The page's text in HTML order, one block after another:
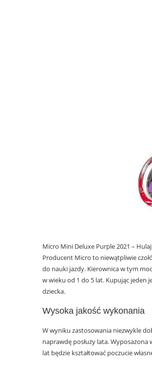
Micro Mini Deluxe Purple 2021 –
Producent Micro to niewątpliwie
do nauki jazdy. Kierownica w tym
w wieku od 1 do 5 lat. Kupując jeden
dziecka.
Wysoka jakość wykonania
W wyniku zastosowania niezwykle
naprawdę posłuży lata. Wyposażona
lat będzie kształtować poczucie